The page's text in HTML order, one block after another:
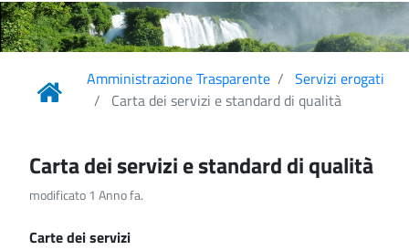
Amministrazione Trasparente
Servizi erogati
Carta dei servizi e standard di qualità
Carta dei servizi e standard di qualità
modificato 1 Anno fa.
Carte dei servizi